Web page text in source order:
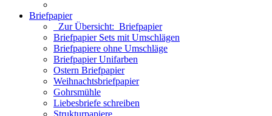
Briefpapier
Zur Übersicht: Briefpapier
Briefpapier Sets mit Umschlägen
Briefpapiere ohne Umschläge
Briefpapier Unifarben
Ostern Briefpapier
Weihnachtsbriefpapier
Gohrsmühle
Liebesbriefe schreiben